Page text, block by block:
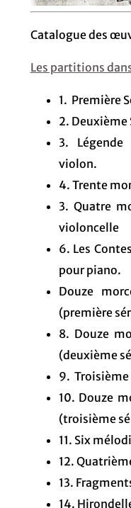
Catalogue des
Les partitions
1. Première
2.
3.
violon.
4. Trente
3. Quatre
violoncelle
6. Les
pour piano.
Douze
(première
8. Douze
(deuxième
9. Troisième
10. Douze
(troisième
11. Six
12.
13.
14.